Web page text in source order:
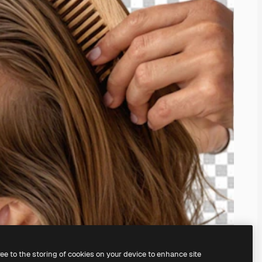
gerador de imagens com IA.
to the storing of cookies on your device to enhance site